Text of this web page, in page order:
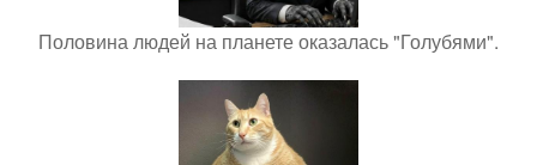
Половина людей на планете оказалась "Голубями".